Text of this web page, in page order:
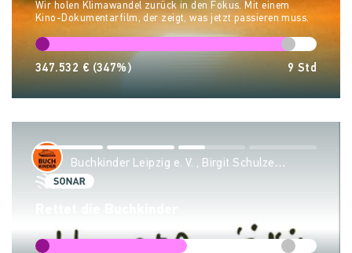
Wir holen Klimawandel zurück in den Fokus. Mit einem
Kino-Dokumentarfilm, der zeigt, was jetzt passieren muss.
347.532 € (347%) 9 Std
Buchkinder Leipzig e. V. , Birgit Schulze
Wehninck & Sven Riemer